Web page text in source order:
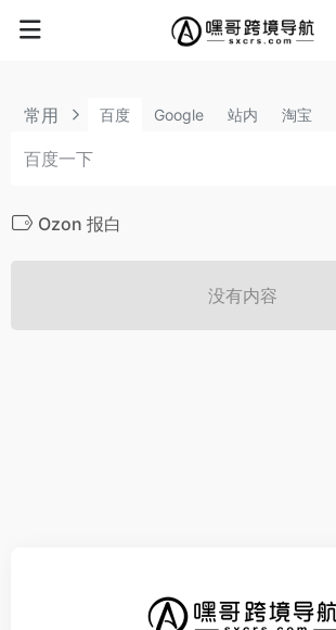
常用 百度 Google 站内 淘宝
Ozon 报白
没有内容